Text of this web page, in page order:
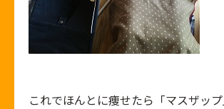
これでほんとに痩せたら「マスザッ